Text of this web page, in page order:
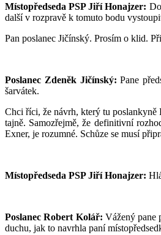
Místopředseda PSP Jiří Honajzer:
další v rozpravě k tomuto bodu
Pan poslanec Jičínský. Prosím o klid.
Poslanec Zdeněk Jičínský: Pane
šarvátek.
Chci říci, že návrh, který tu poslankyně
tajně. Samozřejmě, že definitivní
Exner, je rozumné. Schůze se musí
Místopředseda PSP Jiří Honajzer:
Poslanec Robert Kolář: Vážený pane
duchu, jak to navrhla paní